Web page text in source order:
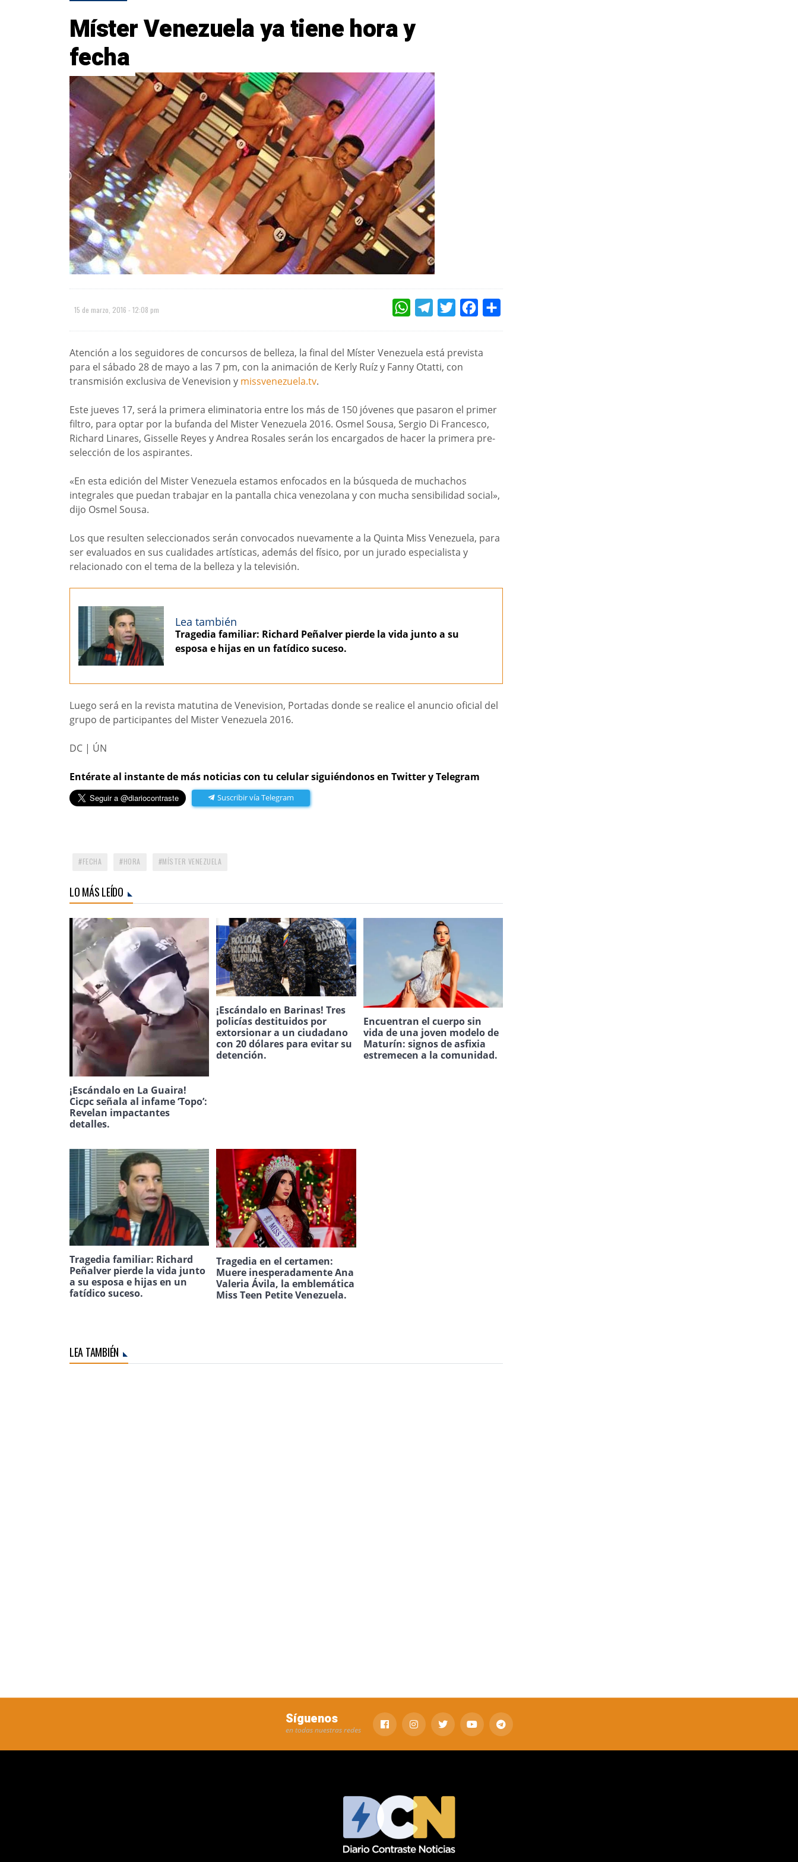
Míster Venezuela ya tiene hora y
fecha
15 de marzo, 2016 - 12:08 pm WHATSAPPTELEGRAMTWITTERFACEBOOK
Atención a los seguidores de concursos de belleza, la final del Míster Venezuela está prevista
para el sábado 28 de mayo a las 7 pm, con la animación de Kerly Ruíz y Fanny Otatti, con
transmisión exclusiva de Venevision y missvenezuela.tv.
Este jueves 17, será la primera eliminatoria entre los más de 150 jóvenes que pasaron el primer
filtro, para optar por la bufanda del Mister Venezuela 2016. Osmel Sousa, Sergio Di Francesco,
Richard Linares, Gisselle Reyes y Andrea Rosales serán los encargados de hacer la primera pre-
selección de los aspirantes.
«En esta edición del Mister Venezuela estamos enfocados en la búsqueda de muchachos
integrales que puedan trabajar en la pantalla chica venezolana y con mucha sensibilidad social»,
dijo Osmel Sousa.
Los que resulten seleccionados serán convocados nuevamente a la Quinta Miss Venezuela, para
ser evaluados en sus cualidades artísticas, además del físico, por un jurado especialista y
relacionado con el tema de la belleza y la televisión.
Lea también
Tragedia familiar: Richard Peñalver pierde la vida junto a su
esposa e hijas en un fatídico suceso.
Luego será en la revista matutina de Venevision, Portadas donde se realice el anuncio oficial del
grupo de participantes del Mister Venezuela 2016.
DC | ÚN
Entérate al instante de más noticias con tu celular siguiéndonos en Twitter y Telegram
Suscribir vía Telegram
FECHA HORA MÍSTER VENEZUELA
LO MÁS LEÍDO
¡Escándalo en La Guaira!
Cicpc señala al infame ‘Topo’:
Revelan impactantes
detalles.
¡Escándalo en Barinas! Tres
policías destituidos por
extorsionar a un ciudadano
con 20 dólares para evitar su
detención.
Encuentran el cuerpo sin
vida de una joven modelo de
Maturín: signos de asfixia
estremecen a la comunidad.
Tragedia familiar: Richard
Peñalver pierde la vida junto
a su esposa e hijas en un
fatídico suceso.
Tragedia en el certamen:
Muere inesperadamente Ana
Valeria Ávila, la emblemática
Miss Teen Petite Venezuela.
LEA TAMBIÉN
Síguenos
en todas nuestras redes